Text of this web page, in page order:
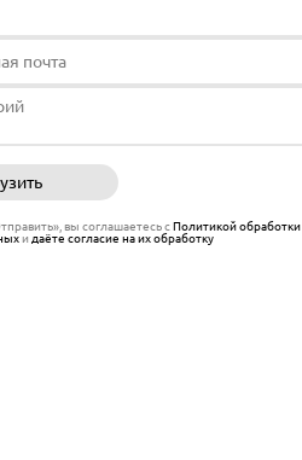
вы соглашаетесь сПолитикой обработки
и даёте согласие на их обработку